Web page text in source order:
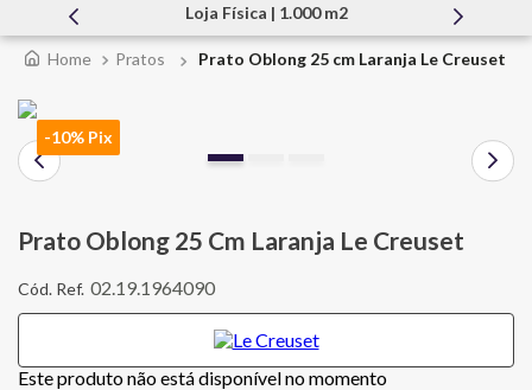
Loja Física | 1.000 m2
Pratos Prato Oblong 25 cm Laranja Le Creuset
-10% Pix
Prato Oblong 25 Cm Laranja Le Creuset
02.19.1964090
Este produto não está disponível no momento